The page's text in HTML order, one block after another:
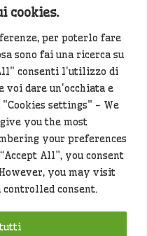
cookies.
per poterlo fare
sono fai una ricerca su
consenti l'utilizzo di
dare un'occhiata e
settings" - We
you the most
your preferences
All”, you consent
you may visit
controlled consent.
e diritti
di tua proprietà e vuoi
(<- clicca per inviarci un
rielaborando, con
contenuti
e altri siti di interesse
l'articolo viene
policy)